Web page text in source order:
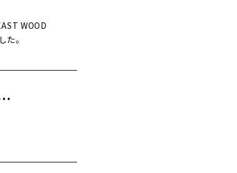
WOOD
。